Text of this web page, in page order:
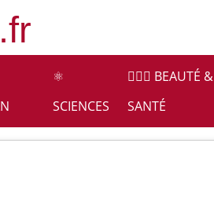
⚛️
SCIENCES
👩🏻‍⚕️ BEAUTÉ &
SANTÉ